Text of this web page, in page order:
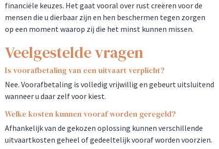
financiële keuzes. Het gaat vooral over rust creëren voor de
mensen die u dierbaar zijn en hen beschermen tegen zorgen
op een moment waarop zij die het minst kunnen missen.
Veelgestelde vragen
Is voorafbetaling van een uitvaart verplicht?
Nee. Voorafbetaling is volledig vrijwillig en gebeurt uitsluitend
wanneer u daar zelf voor kiest.
Welke kosten kunnen vooraf worden geregeld?
Afhankelijk van de gekozen oplossing kunnen verschillende
uitvaartkosten geheel of gedeeltelijk vooraf worden voorzien.